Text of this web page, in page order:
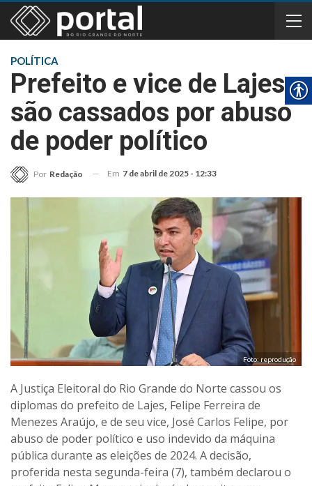
POLÍTICA
Prefeito e vice de Lajes
são cassados por abuso
de poder político
Por Redação Em 7 de abril de 2025 - 12:33
Foto: reprodução
A Justiça Eleitoral do Rio Grande do Norte cassou os
diplomas do prefeito de Lajes, Felipe Ferreira de
Menezes Araújo, e de seu vice, José Carlos Felipe, por
abuso de poder político e uso indevido da máquina
pública durante as eleições de 2024. A decisão,
proferida nesta segunda-feira (7), também declarou o